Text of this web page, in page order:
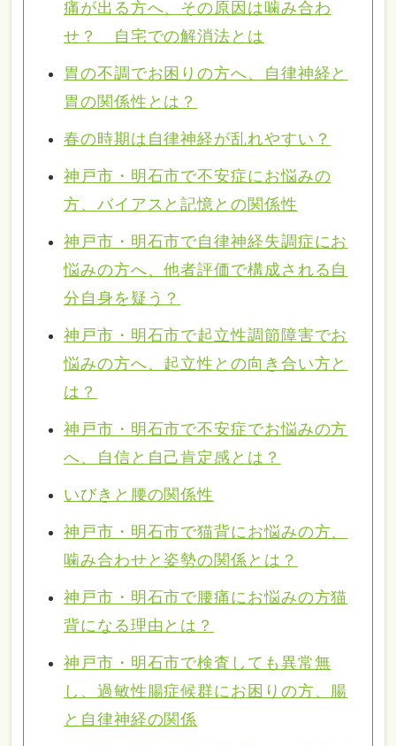
痛が出る方へ、その原因は噛み合わ
せ？ 自宅での解消法とは
胃の不調でお困りの方へ、自律神経と
胃の関係性とは？
春の時期は自律神経が乱れやすい？
神戸市・明石市で不安症にお悩みの
方、バイアスと記憶との関係性
神戸市・明石市で自律神経失調症にお
悩みの方へ、他者評価で構成される自
分自身を疑う？
神戸市・明石市で起立性調節障害でお
悩みの方へ、起立性との向き合い方と
は？
神戸市・明石市で不安症でお悩みの方
へ、自信と自己肯定感とは？
いびきと腰の関係性
神戸市・明石市で猫背にお悩みの方、
噛み合わせと姿勢の関係とは？
神戸市・明石市で腰痛にお悩みの方猫
背になる理由とは？
神戸市・明石市で検査しても異常無
し、過敏性腸症候群にお困りの方、腸
と自律神経の関係